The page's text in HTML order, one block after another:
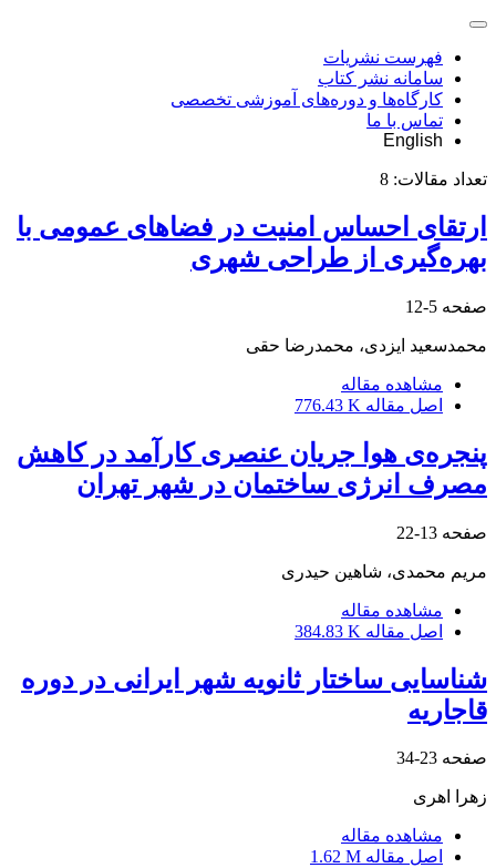
فهرست نشریات
سامانه نشر کتاب
کارگاه‌ها و دوره‌های آموزشی تخصصی
تماس با ما
English
تعداد مقالات: 8
ارتقای احساس امنیت در فضاهای عمومی با
بهره‌گیری از طراحی شهری
صفحه 5-12
محمدسعید ایزدی، محمدرضا حقی
مشاهده مقاله
اصل مقاله 776.43 K
پنجره‌ی هوا جریان عنصری کارآمد در کاهش
مصرف انرژی ساختمان‌ در شهر تهران
صفحه 13-22
مریم محمدی، شاهین حیدری
مشاهده مقاله
اصل مقاله 384.83 K
شناسایی ساختار ثانویه شهر ایرانی در دوره
قاجاریه
صفحه 23-34
زهرا اهری
مشاهده مقاله
اصل مقاله 1.62 M